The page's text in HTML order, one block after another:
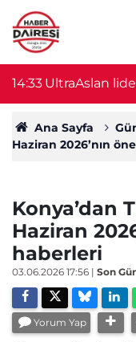
14:33 UltraAslan
alındı
Ana Sayfa
Haziran 2026’nın
Konya’dan
Haziran
haberleri
03.06.2026 17:56 | Son
Yorum Yap